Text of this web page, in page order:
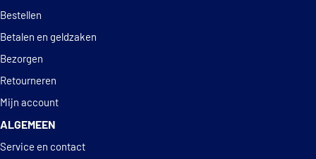
Bestellen
Betalen en geldzaken
Bezorgen
Retourneren
Mijn account
ALGEMEEN
Service en contact